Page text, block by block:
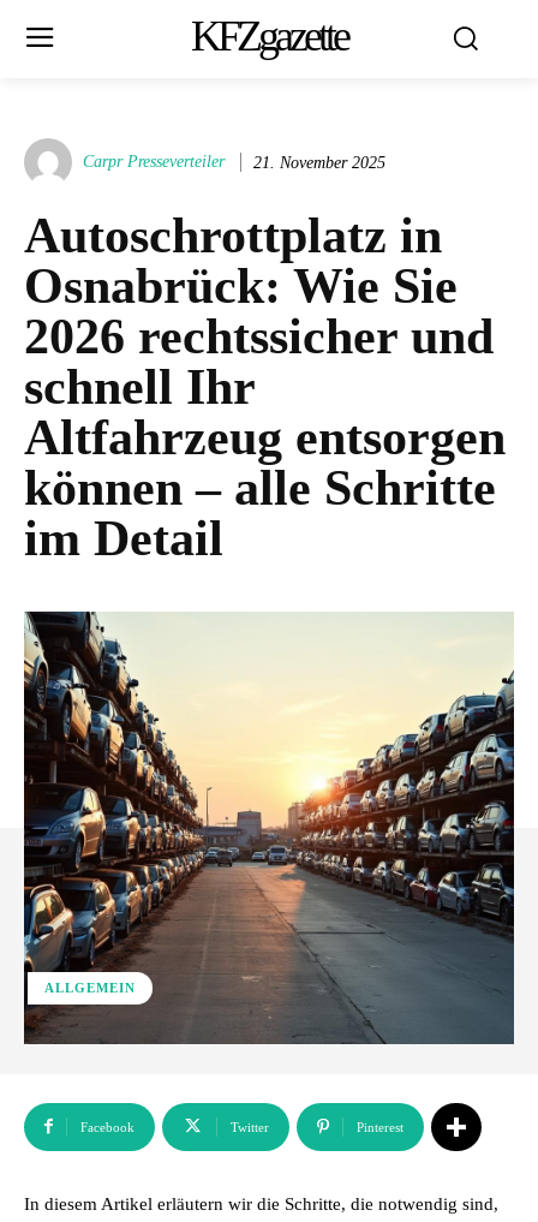
KFZgazette
Carpr Presseverteiler 21. November 2025
Autoschrottplatz in
Osnabrück: Wie Sie
2026 rechtssicher und
schnell Ihr
Altfahrzeug entsorgen
können – alle Schritte
im Detail
ALLGEMEIN
Facebook Twitter Pinterest
In diesem Artikel erläutern wir die Schritte, die notwendig sind,